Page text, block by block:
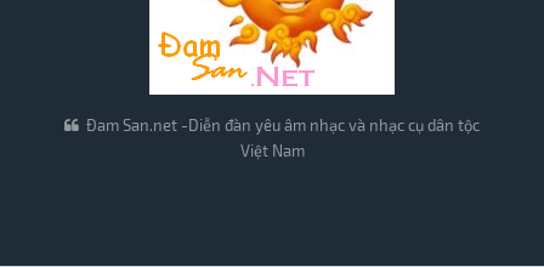
Đam San.net -Diễn đàn yêu âm nhạc và nhạc cụ dân tộc
Việt Nam